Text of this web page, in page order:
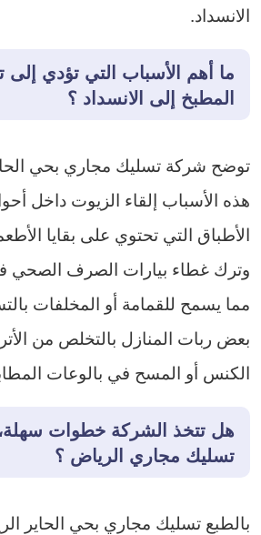
الانسداد.
ما أهم الأسباب التي تؤدي
المطبخ إلى الانسداد ؟
توضح شركة تسليك مجاري بحي
هذه الأسباب إلقاء الزيوت داخل
الأطباق التي تحتوي على بقايا
وترك غطاء بيارات الصرف الصحي
مما يسمح للقمامة أو المخلفات
بعض ربات المنازل بالتخلص من
الكنس أو المسح في بالوعات
هل تتخذ الشركة خطوات
تسليك مجاري الرياض ؟
بالطبع تسليك مجاري بحي الحاير